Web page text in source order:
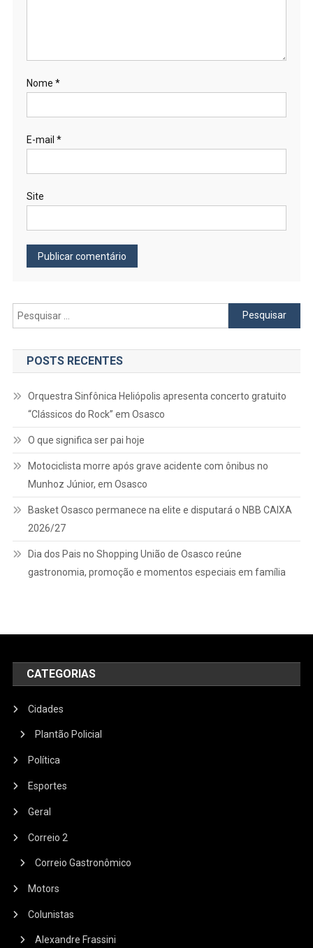
Nome *
E-mail *
Site
Pesquisar
por:
POSTS RECENTES
Orquestra Sinfônica Heliópolis apresenta concerto gratuito
“Clássicos do Rock” em Osasco
O que significa ser pai hoje
Motociclista morre após grave acidente com ônibus no
Munhoz Júnior, em Osasco
Basket Osasco permanece na elite e disputará o NBB CAIXA
2026/27
Dia dos Pais no Shopping União de Osasco reúne
gastronomia, promoção e momentos especiais em família
CATEGORIAS
Cidades
Plantão Policial
Política
Esportes
Geral
Correio 2
Correio Gastronômico
Motors
Colunistas
Alexandre Frassini